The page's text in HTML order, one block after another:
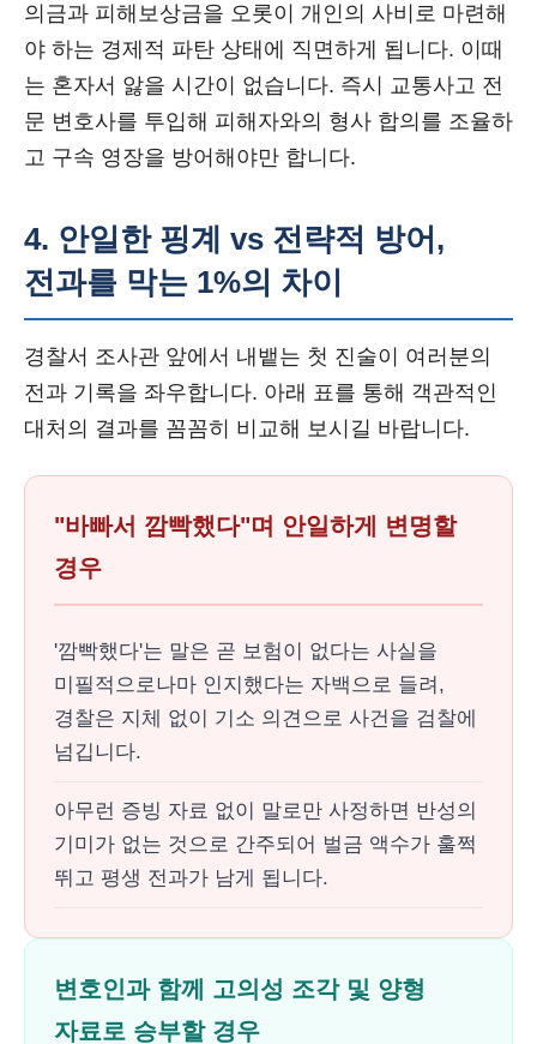
의금과 피해보상금을 오롯이 개인의 사비로 마련해
야 하는 경제적 파탄 상태에 직면하게 됩니다. 이때
는 혼자서 앓을 시간이 없습니다. 즉시 교통사고 전
문 변호사를 투입해 피해자와의 형사 합의를 조율하
고 구속 영장을 방어해야만 합니다.
4. 안일한 핑계 vs 전략적 방어,
전과를 막는 1%의 차이
경찰서 조사관 앞에서 내뱉는 첫 진술이 여러분의
전과 기록을 좌우합니다. 아래 표를 통해 객관적인
대처의 결과를 꼼꼼히 비교해 보시길 바랍니다.
"바빠서 깜빡했다"며 안일하게 변명할
경우
'깜빡했다'는 말은 곧 보험이 없다는 사실을
미필적으로나마 인지했다는 자백으로 들려,
경찰은 지체 없이 기소 의견으로 사건을 검찰에
넘깁니다.
아무런 증빙 자료 없이 말로만 사정하면 반성의
기미가 없는 것으로 간주되어 벌금 액수가 훌쩍
뛰고 평생 전과가 남게 됩니다.
변호인과 함께 고의성 조각 및 양형
자료로 승부할 경우